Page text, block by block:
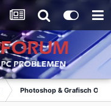
Photoshop & Grafisch